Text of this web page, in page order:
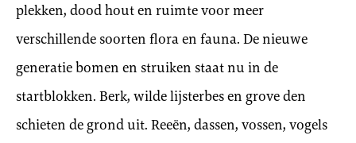
plekken, dood hout en ruimte voor meer
verschillende soorten flora en fauna. De nieuwe
generatie bomen en struiken staat nu in de
startblokken. Berk, wilde lijsterbes en grove den
schieten de grond uit. Reeën, dassen, vossen, vogels